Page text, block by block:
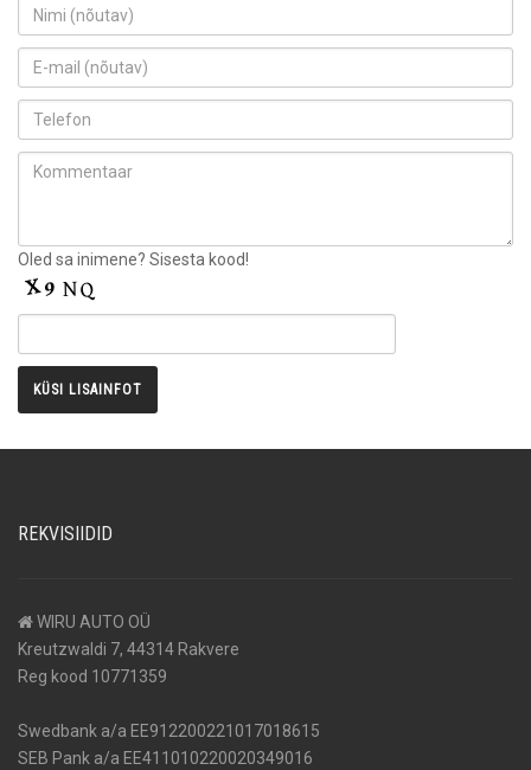
Oled sa inimene? Sisesta kood!
REKVISIIDID
WIRU AUTO OÜ
Kreutzwaldi 7, 44314 Rakvere
Reg kood 10771359
Swedbank a/a EE912200221017018615
SEB Pank a/a EE411010220020349016